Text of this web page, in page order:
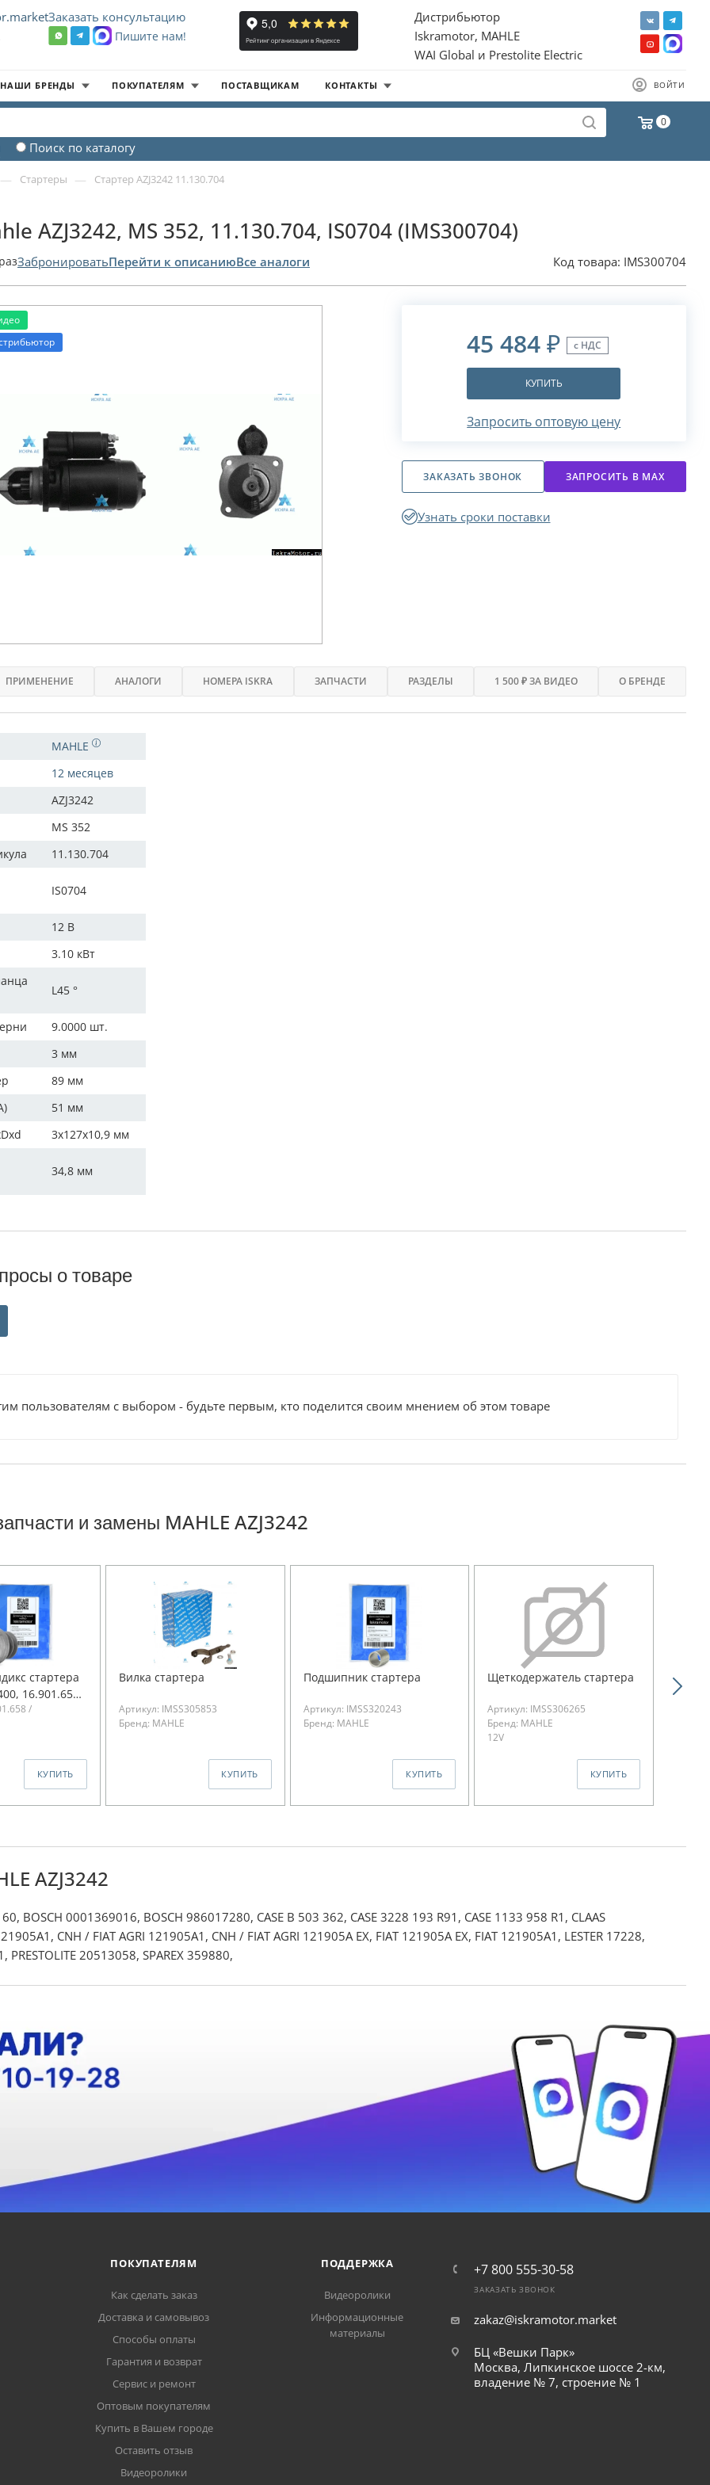
Заказать консультацию
Пишите нам!
Дистрибьютор
Iskramotor, MAHLE
WAI Global и Prestolite Electric
ВОЙТИ
НАШИ БРЕНДЫ ПОКУПАТЕЛЯМ ПОСТАВЩИКАМ КОНТАКТЫ
0
Поиск по каталогу
— Стартеры — Стартер AZJ3242 11.130.704
AZJ3242, MS 352, 11.130.704, IS0704 (IMS300704)
разЗабронироватьПерейти к описаниюВсе аналоги Код товара: IMS300704
45 484₽ с НДС
КУПИТЬ
Запросить оптовую цену
ЗАКАЗАТЬ ЗВОНОК ЗАПРОСИТЬ В МАХ
Узнать сроки поставки
ПРИМЕНЕНИЕ АНАЛОГИ НОМЕРА ISKRA ЗАПЧАСТИ РАЗДЕЛЫ 1 500 ₽ ЗА ВИДЕО О БРЕНДЕ
MAHLE
12 месяцев
AZJ3242
MS 352
11.130.704
IS0704
12 В
3.10 кВт
L45 °
9.0000 шт.
3 мм
89 мм
51 мм
3x127x10,9 мм
34,8 мм
о товаре
пользователям с выбором - будьте первым, кто поделится своим мнением об этом товаре
и замены MAHLE AZJ3242
стартера
16.901.658
/
КУПИТЬ
Вилка стартера
Артикул: IMSS305853
Бренд: MAHLE
КУПИТЬ
Подшипник стартера
Артикул: IMSS320243
Бренд: MAHLE
КУПИТЬ
Щеткодержатель стартера
Артикул: IMSS306265
Бренд: MAHLE
12V
КУПИТЬ
AZJ3242
BOSCH 0001369016, BOSCH 986017280, CASE B 503 362, CASE 3228 193 R91, CASE 1133 958 R1, CLAAS
CNH / FIAT AGRI 121905A1, CNH / FIAT AGRI 121905A EX, FIAT 121905A EX, FIAT 121905A1, LESTER 17228,
PRESTOLITE 20513058, SPAREX 359880,
ПОКУПАТЕЛЯМ
Как сделать заказ
Доставка и самовывоз
Способы оплаты
Гарантия и возврат
Сервис и ремонт
Оптовым покупателям
Купить в Вашем городе
Оставить отзыв
Видеоролики
ПОДДЕРЖКА
Видеоролики
Информационные
материалы
+7 800 555-30-58
ЗАКАЗАТЬ ЗВОНОК
zakaz@iskramotor.market
БЦ «Вешки Парк»
Москва, Липкинское шоссе 2-км,
владение № 7, строение № 1